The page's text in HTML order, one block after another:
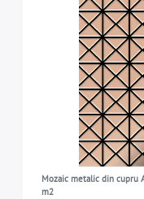
Mozaic metalic din cupru
m2